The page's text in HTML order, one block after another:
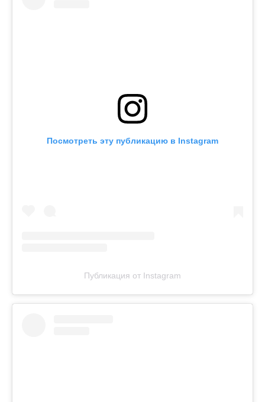
Посмотреть эту публикацию в Instagram
Публикация от Instagram